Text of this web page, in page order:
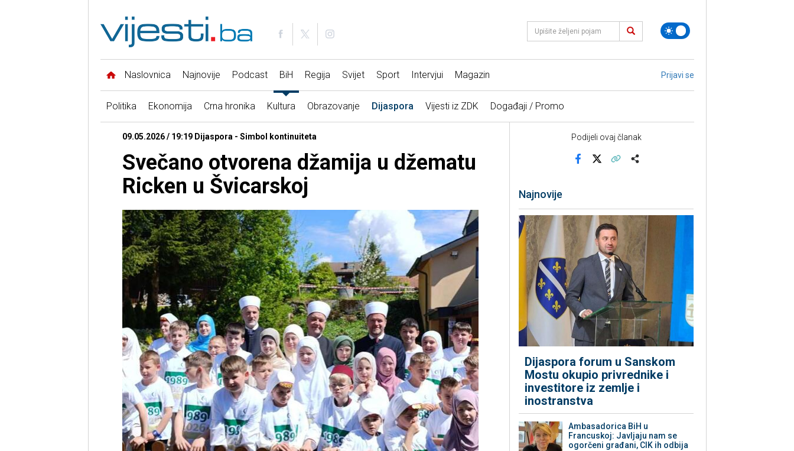
Naslovnica Najnovije Podcast BiH Regija Svijet Sport Intervjui Magazin Prijavi se
Politika Ekonomija Crna hronika Kultura Obrazovanje Dijaspora Vijesti iz ZDK Događaji / Promo
09.05.2026 / 19:19 Dijaspora - Simbol kontinuiteta
Svečano otvorena džamija u džematu
Ricken u Švicarskoj
Podijeli ovaj članak
Najnovije
Dijaspora forum u Sanskom
Mostu okupio privrednike i
investitore iz zemlje i
inostranstva
Ambasadorica BiH u
Francuskoj: Javljaju nam se
ogorčeni građani, CIK ih odbija